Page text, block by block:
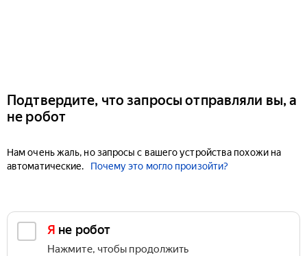
Подтвердите, что запросы отправляли вы, а
не робот
Нам очень жаль, но запросы с вашего устройства похожи на
автоматические.
Почему это могло произойти?
Я не робот
Нажмите, чтобы продолжить